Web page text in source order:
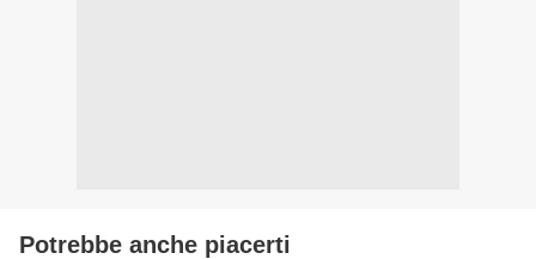
Potrebbe anche piacerti